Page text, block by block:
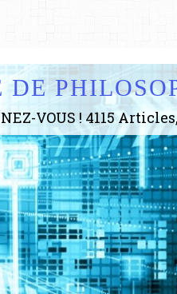
DE